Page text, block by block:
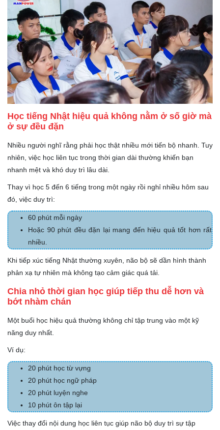
Học tiếng Nhật hiệu quả không nằm ở số giờ mà
ở sự đều đặn
Nhiều người nghĩ rằng phải học thật nhiều mới tiến bộ nhanh. Tuy
nhiên, việc học liên tục trong thời gian dài thường khiến bạn
nhanh mệt và khó duy trì lâu dài.
Thay vì học 5 đến 6 tiếng trong một ngày rồi nghỉ nhiều hôm sau
đó, việc duy trì:
60 phút mỗi ngày
Hoặc 90 phút đều đặn lại mang đến hiệu quả tốt hơn rất
nhiều.
Khi tiếp xúc tiếng Nhật thường xuyên, não bộ sẽ dần hình thành
phản xạ tự nhiên mà không tạo cảm giác quá tải.
Chia nhỏ thời gian học giúp tiếp thu dễ hơn và
bớt nhàm chán
Một buổi học hiệu quả thường không chỉ tập trung vào một kỹ
năng duy nhất.
Ví dụ:
20 phút học từ vựng
20 phút học ngữ pháp
20 phút luyện nghe
10 phút ôn tập lại
Việc thay đổi nội dung học liên tục giúp não bộ duy trì sự tập